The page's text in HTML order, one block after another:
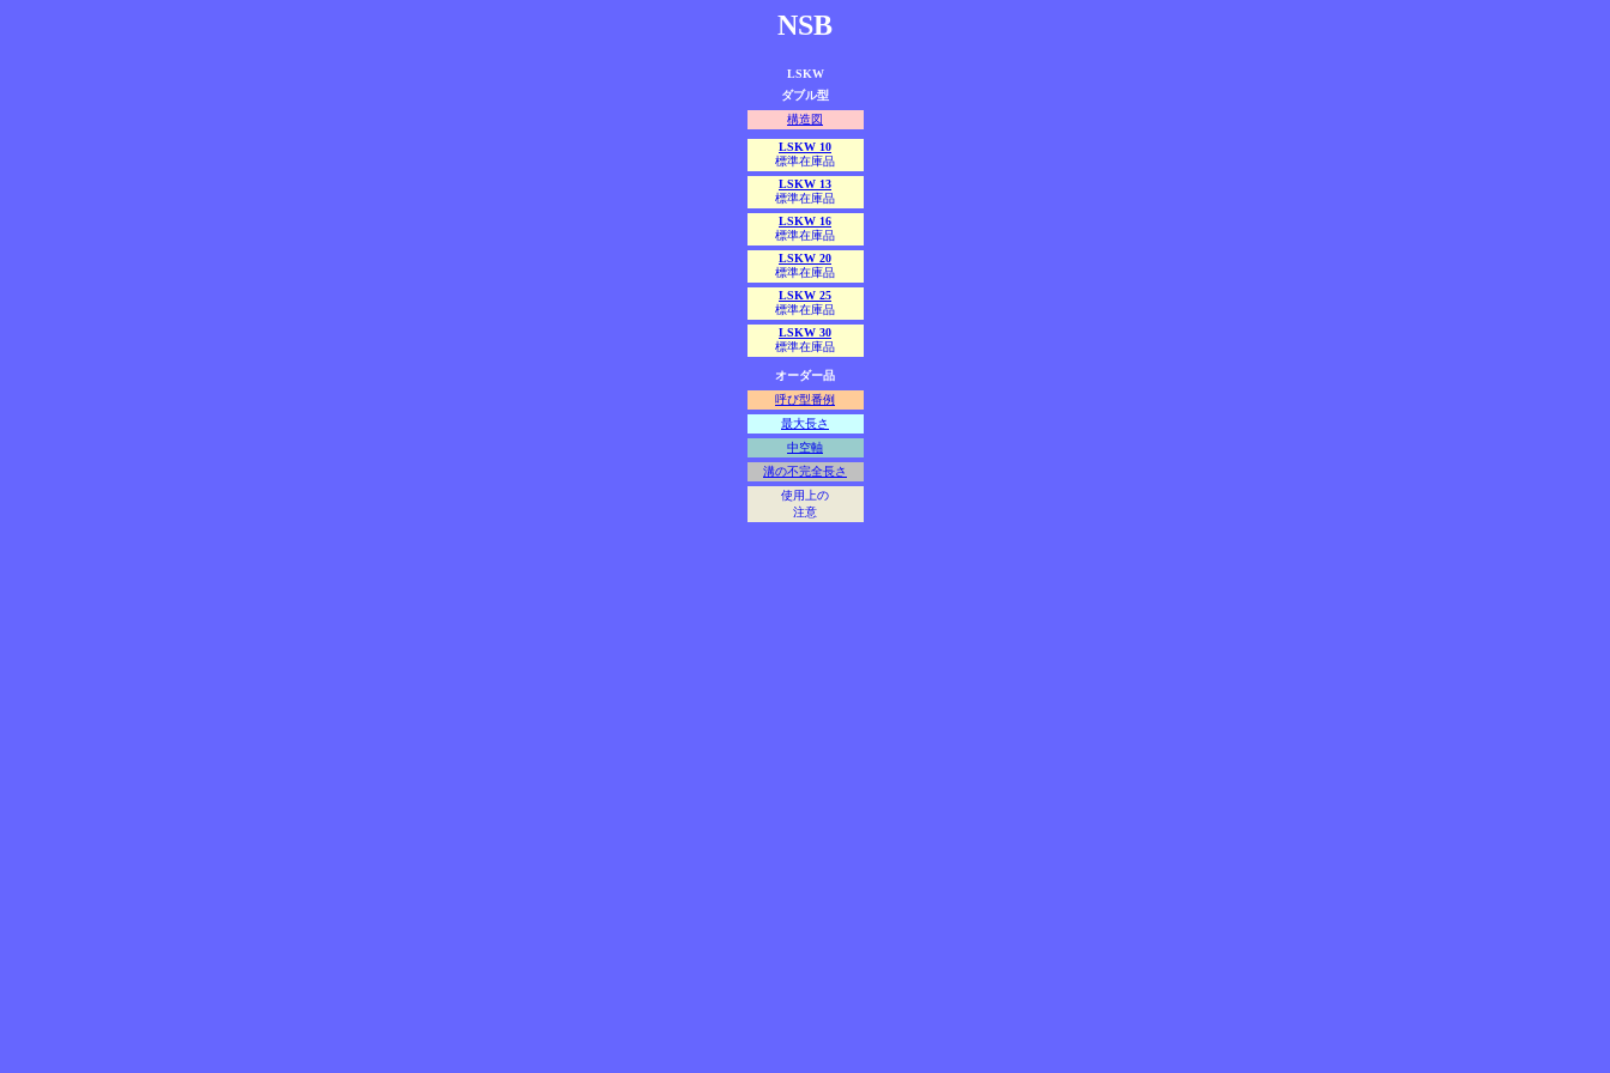
NSB
LSKW
ダブル型
構造図
LSKW 10
標準在庫品
LSKW 13
標準在庫品
LSKW 16
標準在庫品
LSKW 20
標準在庫品
LSKW 25
標準在庫品
LSKW 30
標準在庫品
オーダー品
呼び型番例
最大長さ
中空軸
溝の不完全長さ
使用上の
注意